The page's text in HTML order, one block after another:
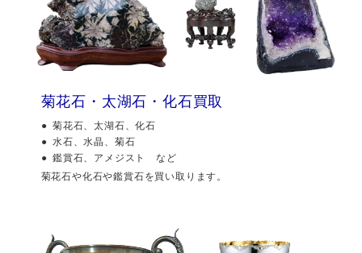
菊花石・太湖石・化石買取
菊花石、太湖石、化石
水石、水晶、菊石
鑑賞石、アメジスト など
菊花石や化石や鑑賞石を買い取ります。